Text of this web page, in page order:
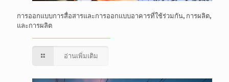
การออกแบบการสื่อสารและการออกแบบอาคารที่ใช้ร่วมกัน, การผลิต,
และการผลิต
อ่านเพิ่มเติม